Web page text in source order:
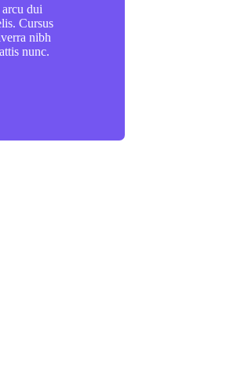
arcu dui
Cursus
nibh
nunc.